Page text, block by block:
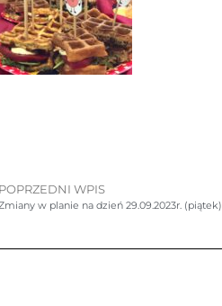
POPRZEDNI WPIS
w planie na dzień 29.09.2023r. (piątek)